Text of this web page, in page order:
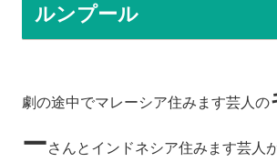
ルンプール
劇の途中でマレーシア住みます芸人の
ーさんとインドネシア住みます芸人